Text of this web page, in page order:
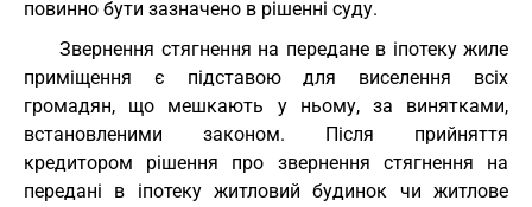
повинно бути зазначено в рішенні суду.
Звернення стягнення на передане в іпотеку жиле
приміщення є підставою для виселення всіх
громадян, що мешкають у ньому, за винятками,
встановленими законом. Після прийняття
кредитором рішення про звернення стягнення на
передані в іпотеку житловий будинок чи житлове